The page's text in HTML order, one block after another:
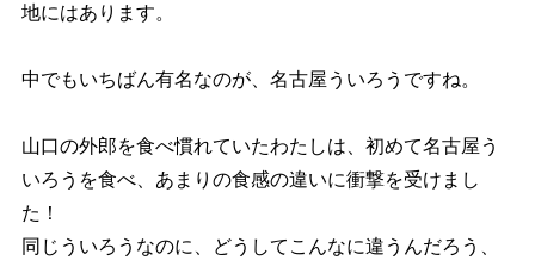
地にはあります。
中でもいちばん有名なのが、名古屋ういろうですね。
山口の外郎を食べ慣れていたわたしは、初めて名古屋う
いろうを食べ、あまりの食感の違いに衝撃を受けまし
た！
同じういろうなのに、どうしてこんなに違うんだろう、